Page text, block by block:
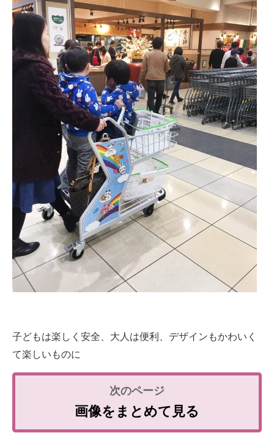
子どもは楽しく安全、大人は便利、デザインもかわいく
て楽しいものに
画像をまとめて見る